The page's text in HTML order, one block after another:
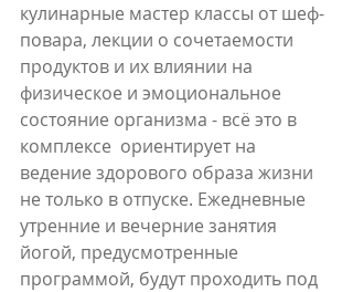
кулинарные мастер классы от шеф-
повара, лекции о сочетаемости
продуктов и их влиянии на
физическое и эмоциональное
состояние организма - всё это в
комплексе  ориентирует на
ведение здорового образа жизни
не только в отпуске. Ежедневные
утренние и вечерние занятия
йогой, предусмотренные
программой, будут проходить под